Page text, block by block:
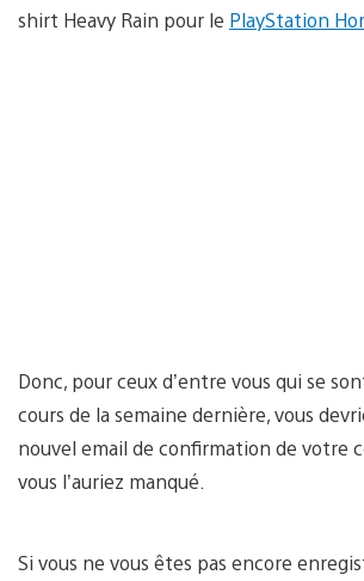
shirt Heavy Rain pour le PlayStation
Donc, pour ceux d’entre vous qui se
cours de la semaine dernière, vous
nouvel email de confirmation de votre
vous l’auriez manqué.
Si vous ne vous êtes pas encore